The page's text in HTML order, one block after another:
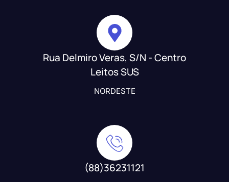
Rua Delmiro Veras, S/N - Centro
Leitos SUS
NORDESTE
(88)36231121